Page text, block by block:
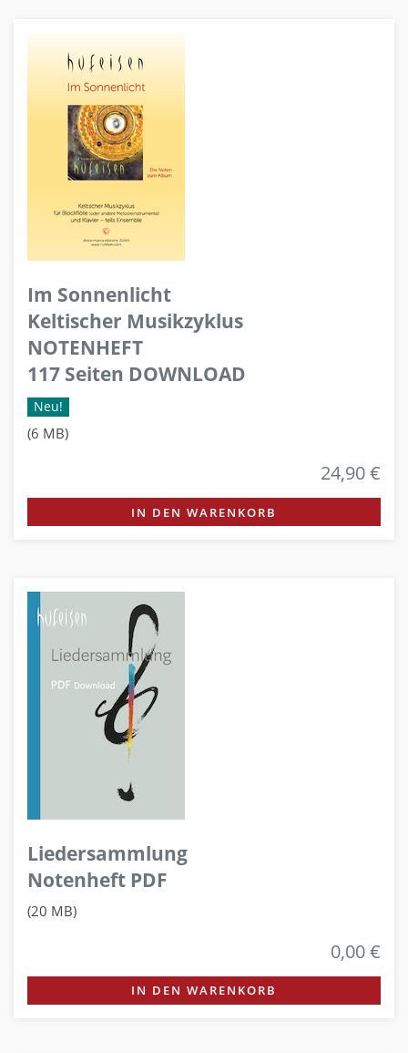
Im Sonnenlicht
Keltischer Musikzyklus
NOTENHEFT
117 Seiten DOWNLOAD
Neu!
(6 MB)
24,90 €
IN DEN WARENKORB
Liedersammlung
Notenheft PDF
(20 MB)
0,00 €
IN DEN WARENKORB